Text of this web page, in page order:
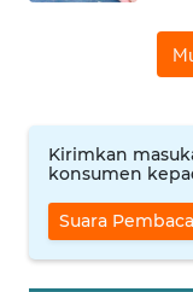
Kirimkan
konsumen
Suara Pembaca
WN
JAKARTA
WN
JABAR